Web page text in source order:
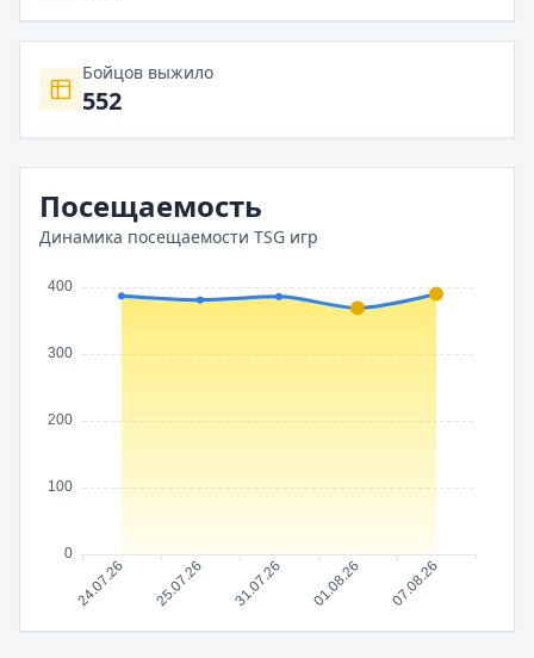
Бойцов выжило
552
Посещаемость
Динамика посещаемости TSG игр